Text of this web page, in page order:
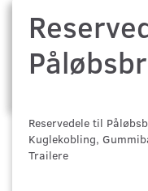
Reservedele til
Kuglekobling,
Trailere